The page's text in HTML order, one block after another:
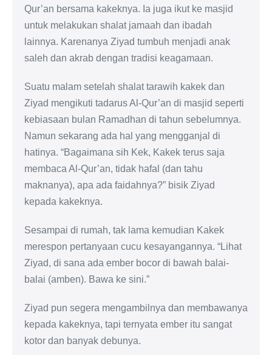
Qur’an bersama kakeknya. Ia juga ikut ke masjid
untuk melakukan shalat jamaah dan ibadah
lainnya. Karenanya Ziyad tumbuh menjadi anak
saleh dan akrab dengan tradisi keagamaan.
Suatu malam setelah shalat tarawih kakek dan
Ziyad mengikuti tadarus Al-Qur’an di masjid seperti
kebiasaan bulan Ramadhan di tahun sebelumnya.
Namun sekarang ada hal yang mengganjal di
hatinya. “Bagaimana sih Kek, Kakek terus saja
membaca Al-Qur’an, tidak hafal (dan tahu
maknanya), apa ada faidahnya?” bisik Ziyad
kepada kakeknya.
Sesampai di rumah, tak lama kemudian Kakek
merespon pertanyaan cucu kesayangannya. “Lihat
Ziyad, di sana ada ember bocor di bawah balai-
balai (amben). Bawa ke sini.”
Ziyad pun segera mengambilnya dan membawanya
kepada kakeknya, tapi ternyata ember itu sangat
kotor dan banyak debunya.